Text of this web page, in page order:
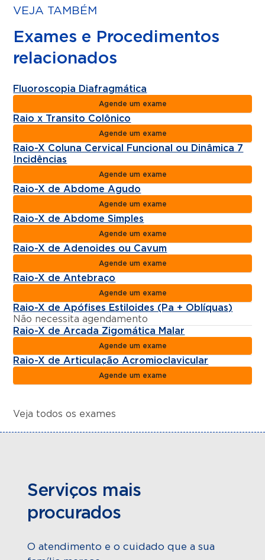
VEJA TAMBÉM
Exames e Procedimentos
relacionados
Fluoroscopia Diafragmática
Agende um exame
Raio x Transito Colônico
Agende um exame
Raio-X Coluna Cervical Funcional ou Dinâmica 7
Incidências
Agende um exame
Raio-X de Abdome Agudo
Agende um exame
Raio-X de Abdome Simples
Agende um exame
Raio-X de Adenoides ou Cavum
Agende um exame
Raio-X de Antebraço
Agende um exame
Raio-X de Apófises Estiloides (Pa + Oblíquas)
Não necessita agendamento
Raio-X de Arcada Zigomática Malar
Agende um exame
Raio-X de Articulação Acromioclavicular
Agende um exame
Veja todos os exames
Serviços mais
procurados
O atendimento e o cuidado que a sua